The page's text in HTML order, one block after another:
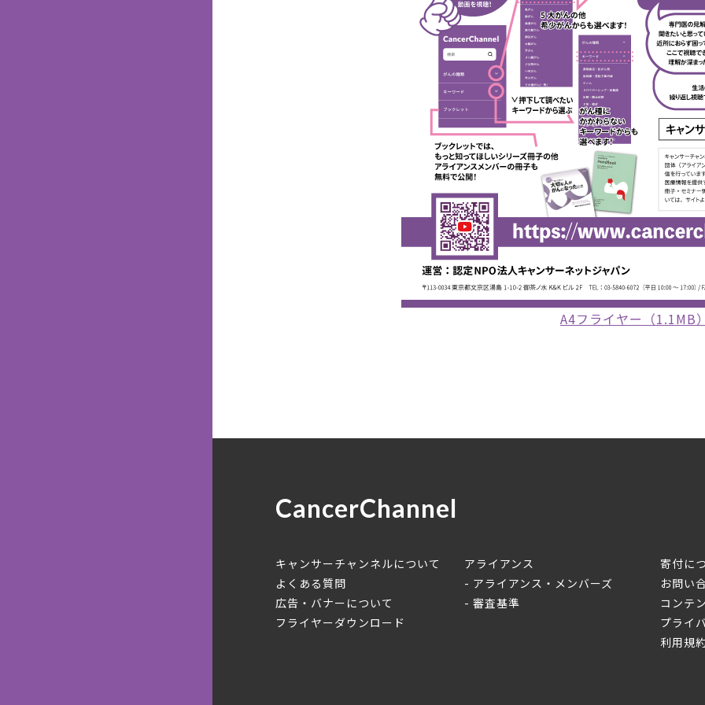
A4フライヤー（1.1MB
CancerChannel
キャンサーチャンネルについて
よくある質問
広告・バナーについて
フライヤーダウンロード
アライアンス
アライアンス・メンバーズ
審査基準
寄付に
お問い
コンテ
プライ
利用規